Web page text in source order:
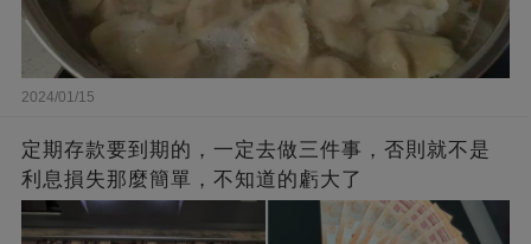
2024/01/15
定期存款要到期的，一定去做三件事，否則就不是
利息損失那麼簡單，不知道的虧大了